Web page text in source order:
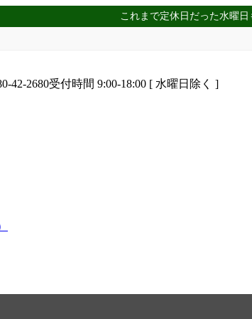
これまで定休日だった水曜
42-2680受付時間 9:00-18:00 [ 水曜日除く ]